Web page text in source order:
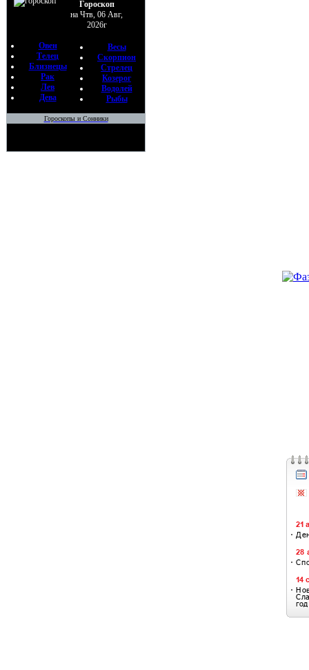
Гороскоп
на Чтв, 06 Авг,
2026г
Овен
Телец
Близнецы
Рак
Лев
Дева
Весы
Скорпион
Стрелец
Козерог
Водолей
Рыбы
Гороскопы и Сонники